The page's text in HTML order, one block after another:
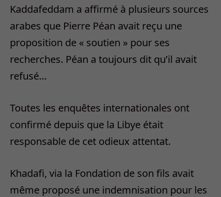
Kaddafeddam a affirmé à plusieurs sources
arabes que Pierre Péan avait reçu une
proposition de « soutien » pour ses
recherches. Péan a toujours dit qu’il avait
refusé…
Toutes les enquêtes internationales ont
confirmé depuis que la Libye était
responsable de cet odieux attentat.
Khadafi, via la Fondation de son fils avait
même proposé une indemnisation pour les